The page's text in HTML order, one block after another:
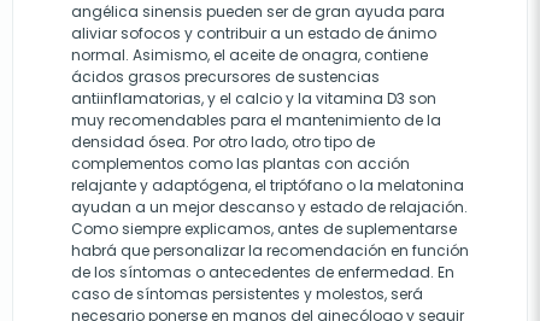
angélica sinensis pueden ser de gran ayuda para
aliviar sofocos y contribuir a un estado de ánimo
normal. Asimismo, el aceite de onagra, contiene
ácidos grasos precursores de sustencias
antiinflamatorias, y el calcio y la vitamina D3 son
muy recomendables para el mantenimiento de la
densidad ósea. Por otro lado, otro tipo de
complementos como las plantas con acción
relajante y adaptógena, el triptófano o la melatonina
ayudan a un mejor descanso y estado de relajación.
Como siempre explicamos, antes de suplementarse
habrá que personalizar la recomendación en función
de los síntomas o antecedentes de enfermedad. En
caso de síntomas persistentes y molestos, será
necesario ponerse en manos del ginecólogo y seguir